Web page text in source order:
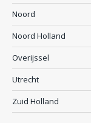
Noord
Noord Holland
Overijssel
Utrecht
Zuid Holland